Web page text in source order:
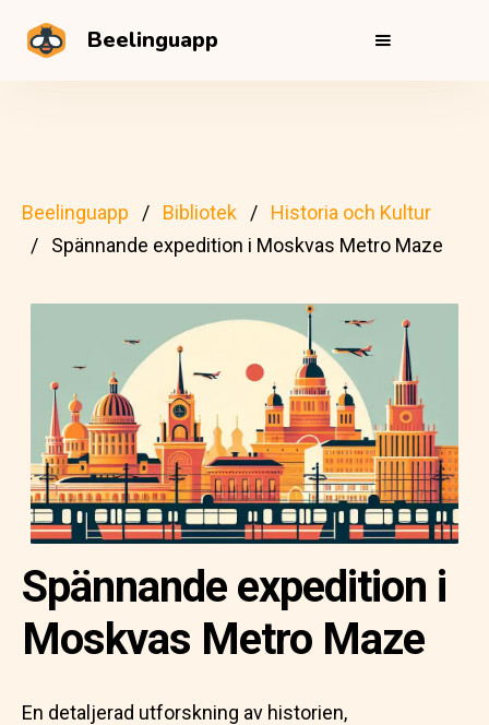
Beelinguapp
Beelinguapp Bibliotek
Historia och Kultur
Spännande expedition i Moskvas Metro Maze
Spännande expedition i
Moskvas Metro Maze
En detaljerad utforskning av historien,